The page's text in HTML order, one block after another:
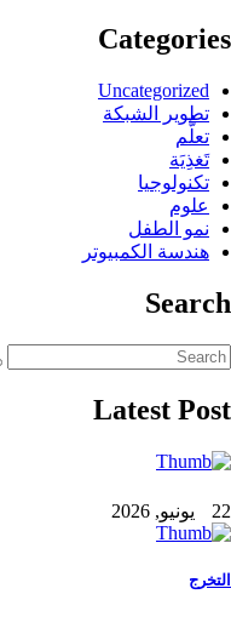
Categories
Uncategorized
تطوير الشبكة
تعلُّم
تَغذِيَة
تكنولوجيا
علوم
نمو الطفل
هندسة الكمبيوتر
Search
Latest Post
22 يونيو, 2026
التخرج